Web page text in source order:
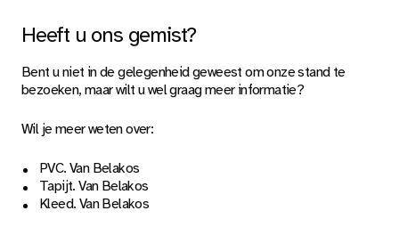
Heeft u ons gemist?
Bent u niet in de gelegenheid geweest om onze stand te
bezoeken, maar wilt u wel graag meer informatie?
Wil je meer weten over:
PVC. Van Belakos
Tapijt. Van Belakos
Kleed. Van Belakos